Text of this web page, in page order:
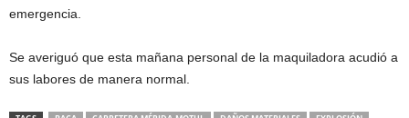
emergencia.
Se averiguó que esta mañana personal de la maquiladora acudió a
sus labores de manera normal.